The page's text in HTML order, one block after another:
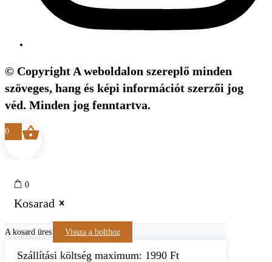
© Copyright A weboldalon szereplő minden
szöveges, hang és képi információt szerzői jog
véd. Minden jog fenntartva.
0
0
Kosarad
A kosard üres Vissza a bolthoz
Szállítási költség maximum: 1990 Ft